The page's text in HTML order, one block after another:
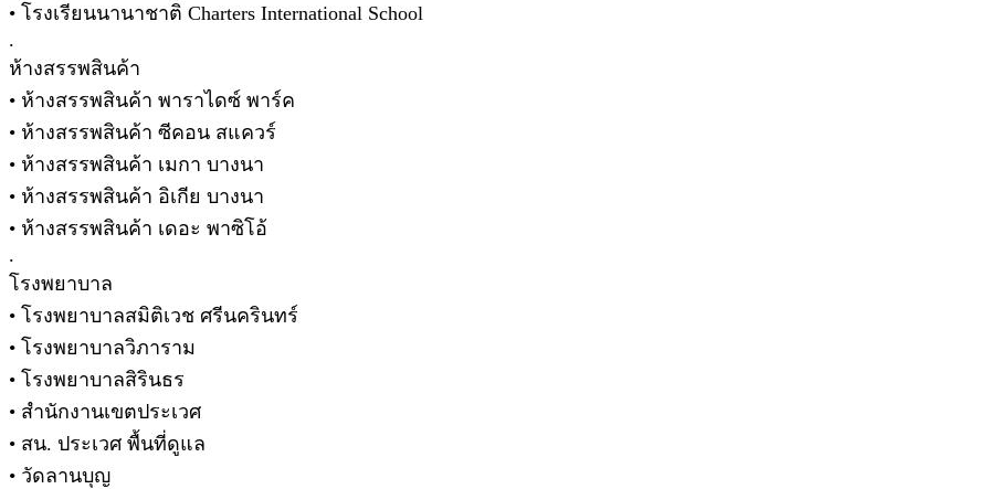
• โรงเรียนนานาชาติ Charters International School
.
ห้างสรรพสินค้า
• ห้างสรรพสินค้า พาราไดซ์ พาร์ค
• ห้างสรรพสินค้า ซีคอน สแควร์
• ห้างสรรพสินค้า เมกา บางนา
• ห้างสรรพสินค้า อิเกีย บางนา
• ห้างสรรพสินค้า เดอะ พาซิโอ้
.
โรงพยาบาล
• โรงพยาบาลสมิติเวช ศรีนครินทร์
• โรงพยาบาลวิภาราม
• โรงพยาบาลสิรินธร
• สำนักงานเขตประเวศ
• สน. ประเวศ พื้นที่ดูแล
• วัดลานบุญ